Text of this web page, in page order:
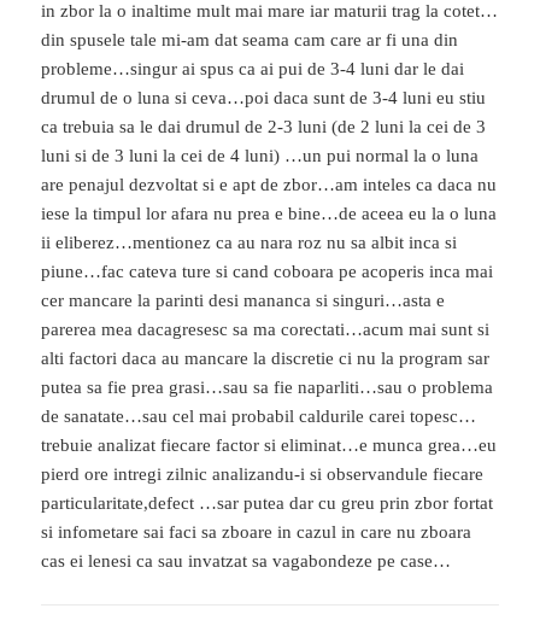
in zbor la o inaltime mult mai mare iar maturii trag la cotet…
din spusele tale mi-am dat seama cam care ar fi una din
probleme…singur ai spus ca ai pui de 3-4 luni dar le dai
drumul de o luna si ceva…poi daca sunt de 3-4 luni eu stiu
ca trebuia sa le dai drumul de 2-3 luni (de 2 luni la cei de 3
luni si de 3 luni la cei de 4 luni) …un pui normal la o luna
are penajul dezvoltat si e apt de zbor…am inteles ca daca nu
iese la timpul lor afara nu prea e bine…de aceea eu la o luna
ii eliberez…mentionez ca au nara roz nu sa albit inca si
piune…fac cateva ture si cand coboara pe acoperis inca mai
cer mancare la parinti desi mananca si singuri…asta e
parerea mea dacagresesc sa ma corectati…acum mai sunt si
alti factori daca au mancare la discretie ci nu la program sar
putea sa fie prea grasi…sau sa fie naparliti…sau o problema
de sanatate…sau cel mai probabil caldurile carei topesc…
trebuie analizat fiecare factor si eliminat…e munca grea…eu
pierd ore intregi zilnic analizandu-i si observandule fiecare
particularitate,defect …sar putea dar cu greu prin zbor fortat
si infometare sai faci sa zboare in cazul in care nu zboara
cas ei lenesi ca sau invatzat sa vagabondeze pe case…